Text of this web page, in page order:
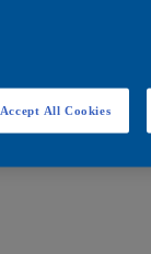
Accept All Cookies